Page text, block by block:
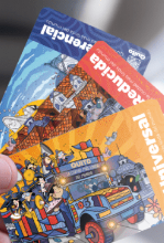
– 22h00
la Cuenta Ciudad,
digitales